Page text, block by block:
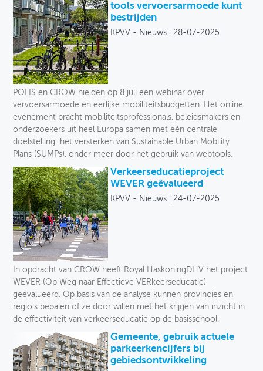
tools vervoersarmoede kunt
bestrijden
KPVV - Nieuws 28-07-2025
POLIS en CROW hielden op 8 juli een webinar over
vervoersarmoede en eerlijke mobiliteitsbudgetten. Het online
evenement bracht mobiliteitsprofessionals, beleidsmakers en
onderzoekers uit heel Europa samen met één centrale
doelstelling: het versterken van Sustainable Urban Mobility
Plans (SUMPs), onder meer door het gebruik van webtools.
Verkeerseducatieproject
WEVER geëvalueerd
KPVV - Nieuws 24-07-2025
In opdracht van CROW heeft Royal HaskoningDHV het project
WEVER (Op Weg naar Effectieve VERkeerseducatie)
geëvalueerd. Op basis van de analyse kunnen provincies en
regio's bepalen of ze door willen met het krijgen van inzicht in
de effectiviteit van verkeerseducatie op de basisschool.
Gemeente, gebruik actuele
parkeerkencijfers bij
gebiedsontwikkeling